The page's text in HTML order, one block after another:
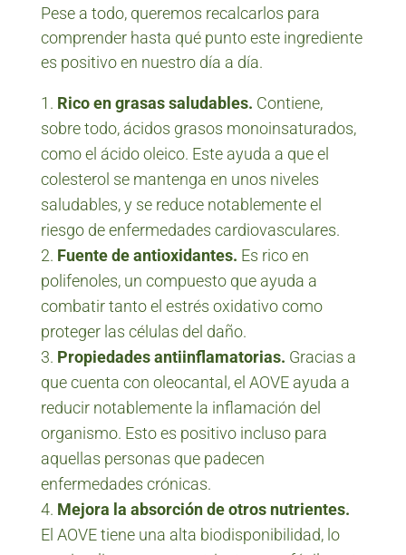
Pese a todo, queremos recalcarlos para
comprender hasta qué punto este ingrediente
es positivo en nuestro día a día.
Rico en grasas saludables. Contiene,
sobre todo, ácidos grasos monoinsaturados,
como el ácido oleico. Este ayuda a que el
colesterol se mantenga en unos niveles
saludables, y se reduce notablemente el
riesgo de enfermedades cardiovasculares.
Fuente de antioxidantes. Es rico en
polifenoles, un compuesto que ayuda a
combatir tanto el estrés oxidativo como
proteger las células del daño.
Propiedades antiinflamatorias. Gracias a
que cuenta con oleocantal, el AOVE ayuda a
reducir notablemente la inflamación del
organismo. Esto es positivo incluso para
aquellas personas que padecen
enfermedades crónicas.
Mejora la absorción de otros nutrientes.
El AOVE tiene una alta biodisponibilidad, lo